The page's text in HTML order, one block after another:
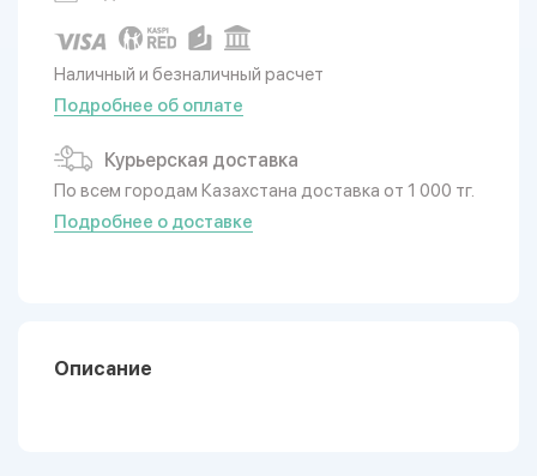
Наличный и безналичный расчет
Подробнее об оплате
Курьерская доставка
По всем городам Казахстана доставка от 1 000 тг.
Подробнее о доставке
Описание